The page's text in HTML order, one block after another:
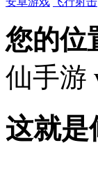
您的位
仙手游
这就是